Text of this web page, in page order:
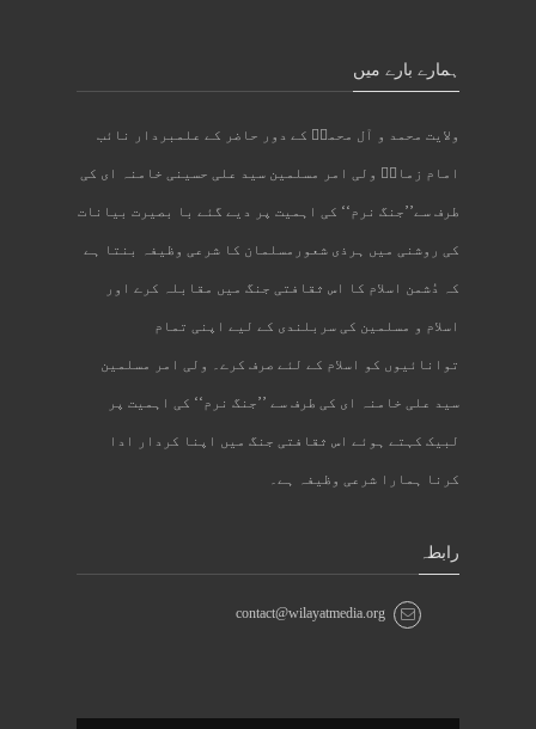
ہمارے بارے میں
ولایت محمد و آل محمدؐ کے دور حاضر کے علمبردار نائب
امام زمانؑ ولی امر مسلمین سید علی حسینی خامنہ ای کی
طرف سے’’جنگ نرم‘‘ کی اہمیت پر دیے گئے با بصیرت بیانات
کی روشنی میں ہرذی شعورمسلمان کا شرعی وظیفہ بنتا ہے
کہ دُشمن اسلام کا اس ثقافتی جنگ میں مقابلہ کرے اور
اسلام و مسلمین کی سربلندی کے لیے اپنی تمام
توانائیوں کو اسلام کے لئے صرف کرے۔ ولی امر مسلمین
سید علی خامنہ ای کی طرف سے ’’جنگ نرم‘‘ کی اہمیت پر
لبیک کہتے ہوئے اس ثقافتی جنگ میں اپنا کردار ادا
کرنا ہمارا شرعی وظیفہ ہے۔
رابطہ
contact@wilayatmedia.org